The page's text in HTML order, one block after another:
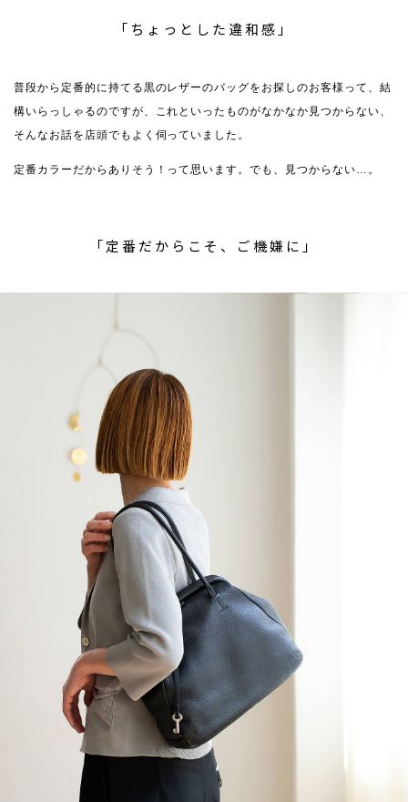
「ちょっとした違和感」
普段から定番的に持てる黒のレザーのバッグをお探しのお客様って、結
構いらっしゃるのですが、これといったものがなかなか見つからない、
そんなお話を店頭でもよく伺っていました。
定番カラーだからありそう！って思います。でも、見つからない…。
「定番だからこそ、ご機嫌に」